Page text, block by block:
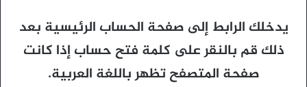
يدخلك الرابط إلى صفحة الحساب الرئيسية بعد
ذلك قم بالنقر على كلمة فتح حساب إذا كانت
صفحة المتصفح تظهر باللغة العربية.